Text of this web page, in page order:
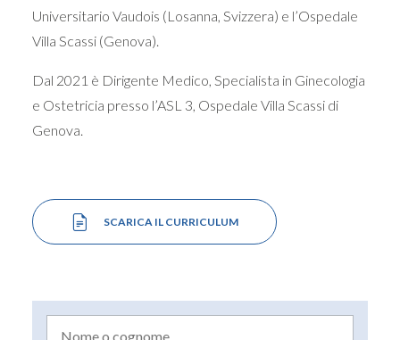
Universitario Vaudois (Losanna, Svizzera) e l’Ospedale
Villa Scassi (Genova).
Dal 2021 è Dirigente Medico, Specialista in Ginecologia
e Ostetricia presso l’ASL 3, Ospedale Villa Scassi di
Genova.
SCARICA IL CURRICULUM